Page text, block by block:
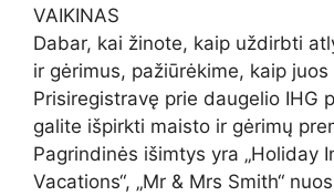
VAIKINAS
Dabar, kai žinote, kaip uždirbti
ir gėrimus, pažiūrėkime, kaip
Prisiregistravę prie daugelio IHG
galite išpirkti maisto ir gėrimų
Pagrindinės išimtys yra „Holiday
Vacations“, „Mr & Mrs Smith“